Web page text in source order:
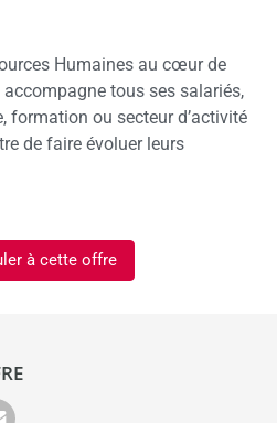
Humaines au cœur de
accompagne tous ses salariés,
formation ou secteur d’activité
de faire évoluer leurs
à cette offre